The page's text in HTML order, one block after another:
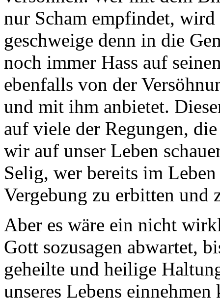
nur Scham empfindet,
geschweige denn in die
noch immer Hass auf
ebenfalls von der
und mit ihm anbietet.
auf viele der Regungen,
wir auf unser Leben
Selig, wer bereits im
Vergebung zu erbitten und
Aber es wäre ein nicht
Gott sozusagen abwartet,
geheilte und heilige
unseres Lebens